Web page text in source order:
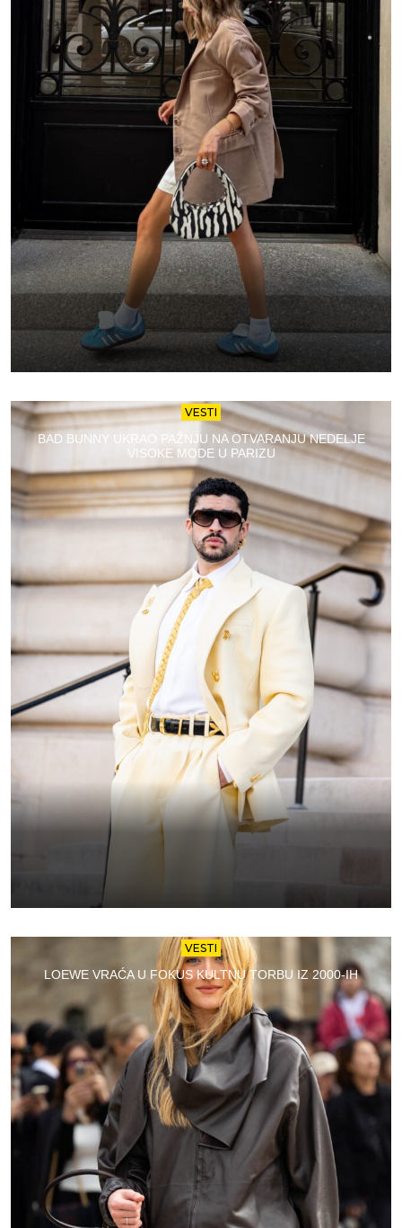
VESTI
BAD BUNNY UKRAO PAŽNJU NA OTVARANJU NEDELJE
VISOKE MODE U PARIZU
VESTI
LOEWE VRAĆA U FOKUS KULTNU TORBU IZ 2000-IH